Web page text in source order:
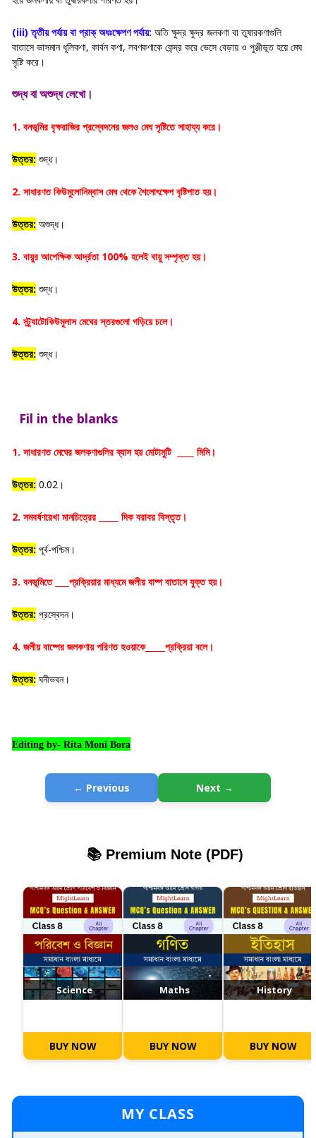
(iii) তৃতীয় পর্যায় বা প্রাক্ অধঃক্ষেপণ পর্যায়: অতি ক্ষুদ্র ক্ষুদ্র জলকণা বা তুষারকণাগুলি
বাতাসে ভাসমান ধূলিকণা, কার্বন কণা, লবণকণাকে কেন্দ্র করে ভেসে বেড়ায় ও পুঞ্জীভূত হয়ে মেঘ
সৃষ্টি করে।
শুদ্ধ বা অশুদ্ধ লেখো।
1. বনভূমির বৃক্ষরাজির প্রস্বেদনের জলও মেঘ সৃষ্টিতে সাহায্য করে।
উত্তর: শুদ্ধ।
2. সাধারণত কিউমুলোনিম্বাস মেঘ থেকে শৈলোৎক্ষেপ বৃষ্টিপাত হয়।
উত্তর: অশুদ্ধ।
3. বায়ুর আপেক্ষিক আর্দ্রতা 100% হলেই বায়ু সম্পৃক্ত হয়।
উত্তর: শুদ্ধ।
4. স্ট্র্যাটোকিউমুলাস মেঘের স্তরগুলো গড়িয়ে চলে।
উত্তর: শুদ্ধ।
Fil in the blanks
1. সাধারণত মেঘের জলকণাগুলির ব্যাস হয় মোটামুটি মিমি।
উত্তর: 0.02।
2. সমবর্ষণরেখা মানচিত্রের দিক বরাবর বিস্তৃত।
উত্তর: পূর্ব-পশ্চিম।
3. বনভূমিতে প্রক্রিয়ার মাধ্যমে জলীয় বাষ্প বাতাসে যুক্ত হয়।
উত্তর: প্রস্বেদন।
4. জলীয় বাষ্পের জলকণায় পরিণত হওয়াকে প্রক্রিয়া বলে।
উত্তর: ঘনীভবন।
Editing by- Rita Moni Bora
← Previous Next →
📚 Premium Note (PDF)
Science
BUY NOW
Maths
BUY NOW
History
BUY NOW
MY CLASS